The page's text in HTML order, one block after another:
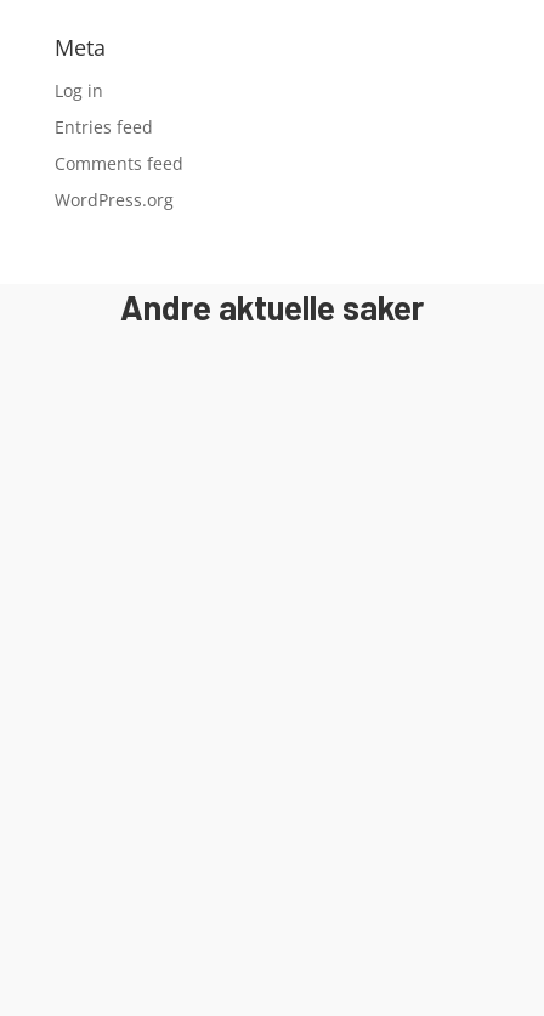
Meta
Log in
Entries feed
Comments feed
WordPress.org
Andre aktuelle saker